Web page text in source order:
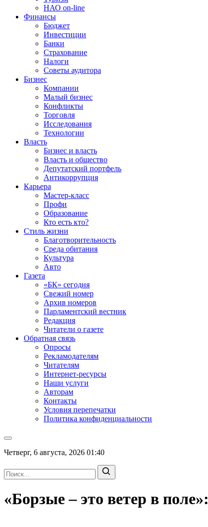
НАО on-line
Финансы
Бюджет
Инвестиции
Банки
Страхование
Налоги
Советы аудитора
Бизнес
Компании
Малый бизнес
Конфликты
Торговля
Исследования
Технологии
Власть
Бизнес и власть
Власть и общество
Депутатский портфель
Антикоррупция
Карьера
Мастер-класс
Профи
Образование
Кто есть кто?
Стиль жизни
Благотворительность
Среда обитания
Культура
Авто
Газета
«БК» сегодня
Свежий номер
Архив номеров
Парламентский вестник
Редакция
Читатели о газете
Обратная связь
Опросы
Рекламодателям
Читателям
Интернет-ресурсы
Наши услуги
Авторам
Контакты
Условия перепечатки
Политика конфиденциальности
Четверг, 6 августа, 2026 01:40
«Борзые – это ветер в